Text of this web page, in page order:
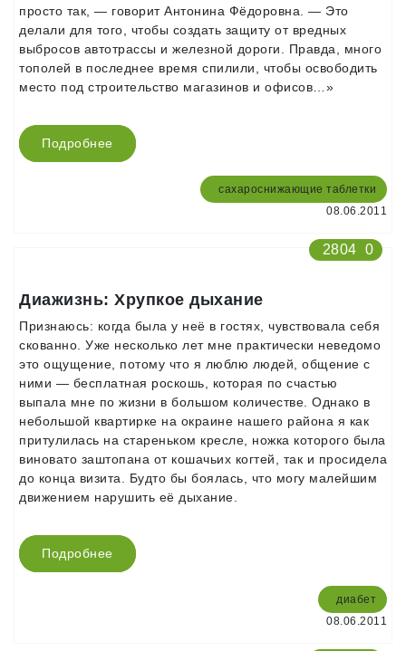
просто так, — говорит Антонина Фёдоровна. — Это
делали для того, чтобы создать защиту от вредных
выбросов автотрассы и железной дороги. Правда, много
тополей в последнее время спилили, чтобы освободить
место под строительство магазинов и офисов…»
Подробнее
сахароснижающие таблетки
08.06.2011
2804 0
Диажизнь: Хрупкое дыхание
Признаюсь: когда была у неё в гостях, чувствовала себя
скованно. Уже несколько лет мне практически неведомо
это ощущение, потому что я люблю людей, общение с
ними — бесплатная роскошь, которая по счастью
выпала мне по жизни в большом количестве. Однако в
небольшой квартирке на окраине нашего района я как
притулилась на стареньком кресле, ножка которого была
виновато заштопана от кошачьих когтей, так и просидела
до конца визита. Будто бы боялась, что могу малейшим
движением нарушить её дыхание.
Подробнее
диабет
08.06.2011